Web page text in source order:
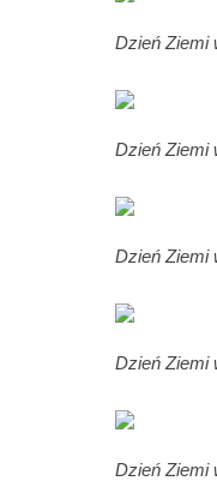
Dzień Ziemi
Dzień Ziemi
Dzień Ziemi
Dzień Ziemi
Dzień Ziemi